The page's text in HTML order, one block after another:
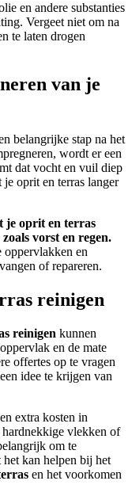
en andere substanties
Vergeet niet om na
te laten drogen
van je
belangrijke stap na het
wordt er een
dat vocht en vuil diep
oprit en terras langer
je oprit en terras
vorst en regen.
oppervlakken en
of repareren.
reinigen
reinigen kunnen
en de mate
offertes op te vragen
idee te krijgen van
extra kosten in
vlekken of
om te
kan helpen bij het
en het voorkomen